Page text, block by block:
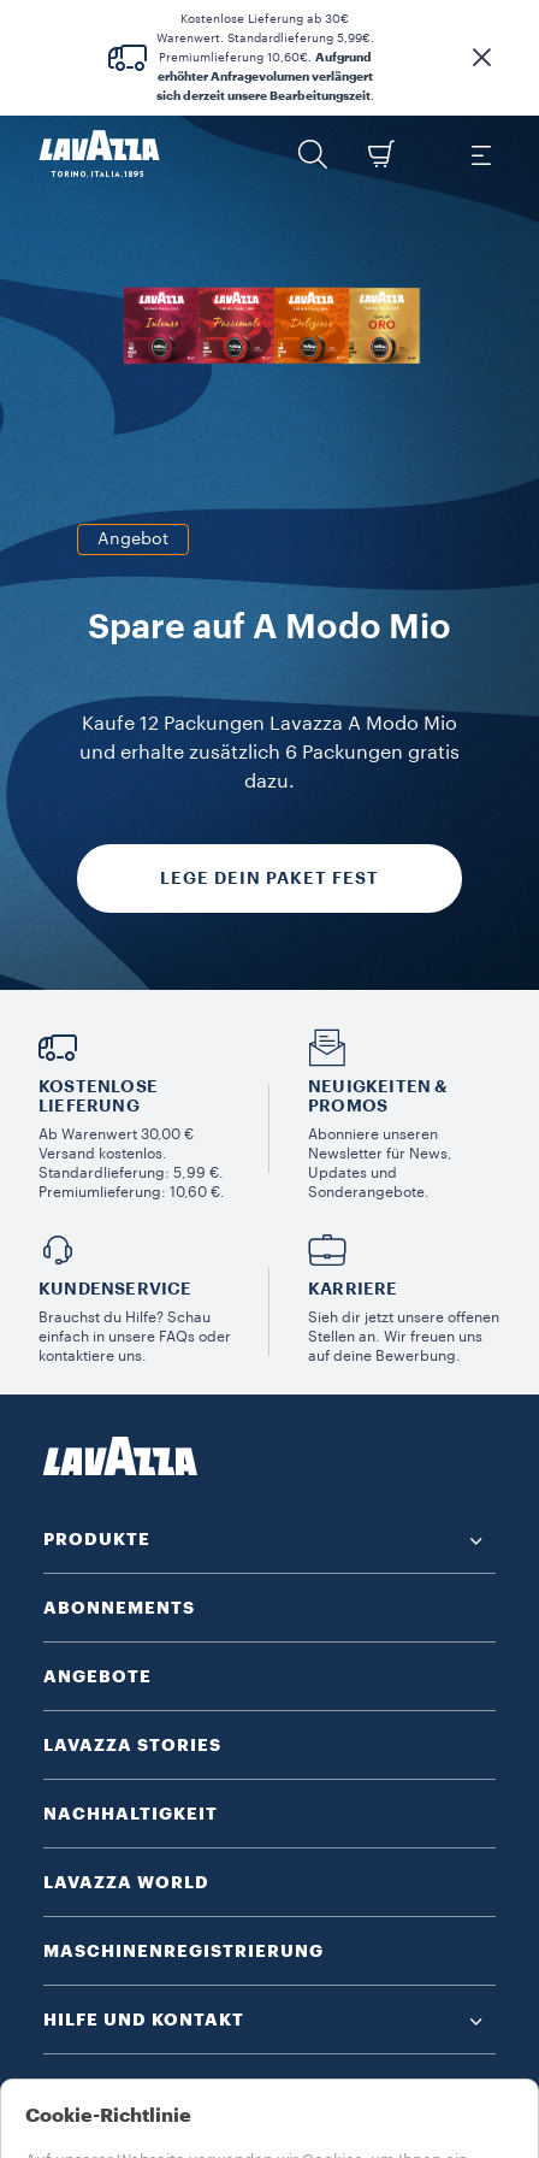
Kostenlose Lieferung ab 30€
Warenwert. Standardlieferung 5,99€.
Premiumlieferung 10,60€. Aufgrund
erhöhter Anfragevolumen verlängert
sich derzeit unsere Bearbeitungszeit.
Angebot
Spare auf A Modo Mio
Kaufe 12 Packungen Lavazza A Modo Mio
und erhalte zusätzlich 6 Packungen gratis
dazu.
LEGE DEIN PAKET FEST
KOSTENLOSE
LIEFERUNG
Ab Warenwert 30,00 €
Versand kostenlos.
Standardlieferung: 5,99 €.
Premiumlieferung: 10,60 €.
NEUIGKEITEN &
PROMOS​
Abonniere unseren
Newsletter für News,
Updates und
Sonderangebote.
KUNDENSERVICE​
Brauchst du Hilfe? Schau
einfach in unsere FAQs oder
kontaktiere uns.
KARRIERE
Sieh dir jetzt unsere offenen
Stellen an. Wir freuen uns
auf deine Bewerbung.
PRODUKTE
ABONNEMENTS
ANGEBOTE
LAVAZZA STORIES
NACHHALTIGKEIT
LAVAZZA WORLD
MASCHINENREGISTRIERUNG
HILFE UND KONTAKT
Cookie-Richtlinie